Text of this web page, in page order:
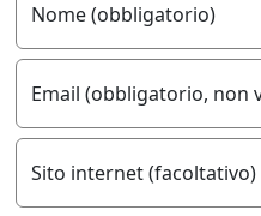
Nome (obbligatorio)
Email (obbligatorio, non
Sito internet (facoltativo)